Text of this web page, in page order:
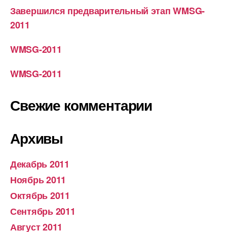
Завершился предварительный этап WMSG-
2011
WMSG-2011
WMSG-2011
Свежие комментарии
Архивы
Декабрь 2011
Ноябрь 2011
Октябрь 2011
Сентябрь 2011
Август 2011